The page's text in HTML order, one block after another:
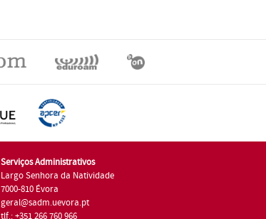
Serviços Administrativos
Largo Senhora da Natividade
7000-810 Évora
geral@sadm.uevora.pt
tlf.: +351 266 760 966